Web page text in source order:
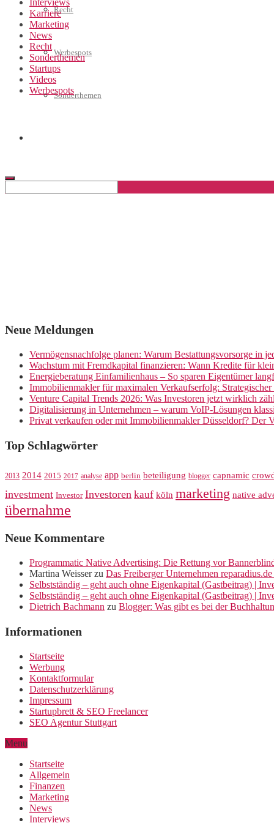
Recht
Werbespots
Sonderthemen
Interviews
Karriere
Marketing
News
Recht
Sonderthemen
Startups
Videos
Werbespots
Neue Meldungen
Vermögensnachfolge planen: Warum Bestattungsvorsorge in
Wachstum mit Fremdkapital finanzieren: Wann Kredite für
Energieberatung Einfamilienhaus – So sparen Eigentümer
Immobilienmakler für maximalen Verkaufserfolg:
Venture Capital Trends 2026: Was Investoren jetzt wirklich
Digitalisierung in Unternehmen – warum VoIP-Lösungen
Privat verkaufen oder mit Immobilienmakler Düsseldorf? Der
Top Schlagwörter
2013 2014 2015 2017 analyse app berlin beteiligung blogger capnamic
investment Investor Investoren kauf köln marketing native
übernahme
Neue Kommentare
Programmatic Native Advertising: Die Rettung vor
Martina Weisserzu Das Freiberger Unternehmen
Selbstständig – geht auch ohne Eigenkapital (Gastbeitrag) |
Selbstständig – geht auch ohne Eigenkapital (Gastbeitrag) |
Dietrich Bachmann zu Blogger: Was gibt es bei der
Informationen
Startseite
Werbung
Kontaktformular
Datenschutzerklärung
Impressum
Startupbrett & SEO Freelancer
SEO Agentur Stuttgart
Menu
Startseite
Allgemein
Finanzen
Marketing
News
Interviews